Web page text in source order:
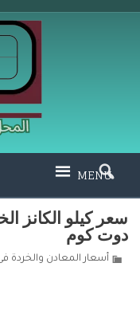
MENU
سعر كيلو الكانز
دوت كوم
أسعار المعادن والخردة